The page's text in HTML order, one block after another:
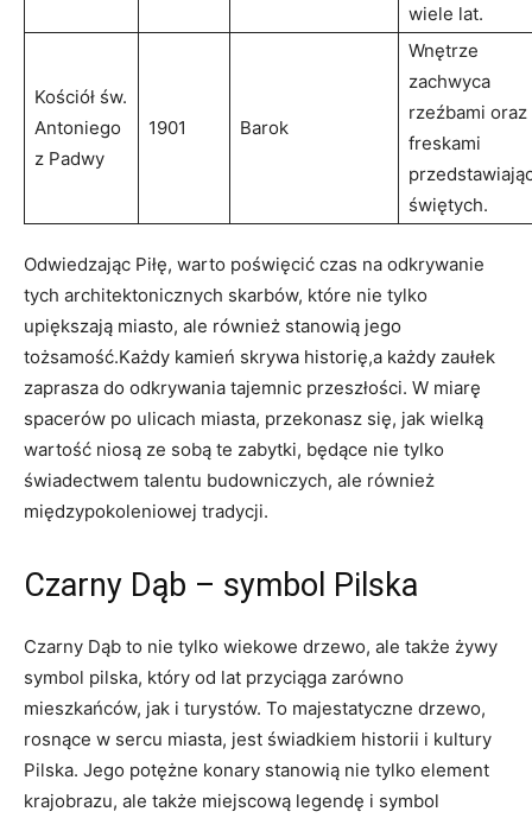
wiele lat.
Kościół ‌św.
Antoniego
z Padwy
1901 Barok
Wnętrze
zachwyca
rzeźbami oraz
freskami
świętych.
Odwiedzając Piłę, warto poświęcić czas na odkrywanie
tych architektonicznych‌ skarbów, które nie tylko
upiększają miasto, ​ale również stanowią jego
tożsamość.Każdy kamień skrywa historię,a​ każdy ‍zaułek ​
zaprasza ⁣do odkrywania tajemnic przeszłości. W miarę
spacerów po ulicach ⁢miasta, przekonasz się, jak wielką
⁤wartość niosą ze ​sobą te ⁤zabytki, będące nie tylko
świadectwem talentu budowniczych, ale również⁣
międzypokoleniowej tradycji.
Czarny Dąb – symbol Pilska
Czarny Dąb to nie tylko wiekowe drzewo, ‌ale także żywy
symbol pilska,⁢ który ‌od lat przyciąga zarówno
mieszkańców, jak i ⁣turystów. To majestatyczne drzewo,
⁢rosnące w sercu miasta, jest‌ świadkiem historii i kultury
Pilska. Jego potężne ‌konary ⁣stanowią nie tylko element
krajobrazu, ale także miejscową ​legendę i symbol